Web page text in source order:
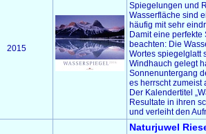
2015
Spiegelungen und
Wasserfläche sind
häufig mit sehr
Damit eine
beachten: Die
Wortes spiegelglatt
Windhauch gelegt
Sonnenuntergang
es herrscht zumeist
Der Kalendertitel
Resultate in ihren
und verleiht den
Naturjuwel